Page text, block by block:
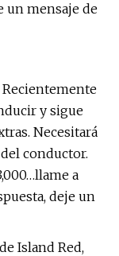
un mensaje de
Recientemente
y sigue
Necesitará
conductor.
a
deje un
Island Red,